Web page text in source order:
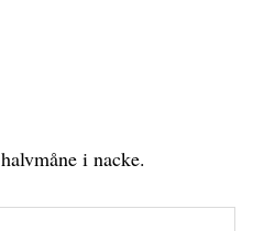
i nacke.